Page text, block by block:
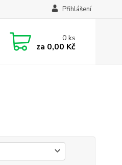
Přihlášení
0ks
za 0,00 Kč